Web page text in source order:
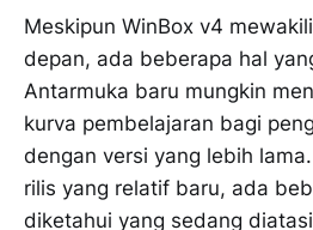
Meskipun WinBox v4
depan, ada beberapa hal
Antarmuka baru mungkin
kurva pembelajaran bagi
dengan versi yang lebih
rilis yang relatif baru, ada
diketahui yang sedang